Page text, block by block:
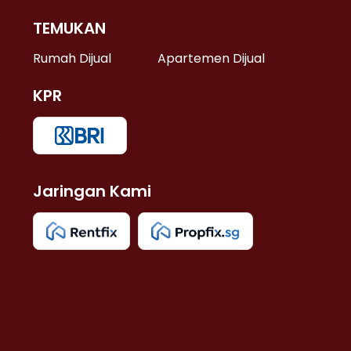
TEMUKAN
Rumah Dijual Apartemen Dijual
KPR
Jaringan Kami